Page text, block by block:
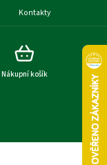
Kontakty
Nákupní košík